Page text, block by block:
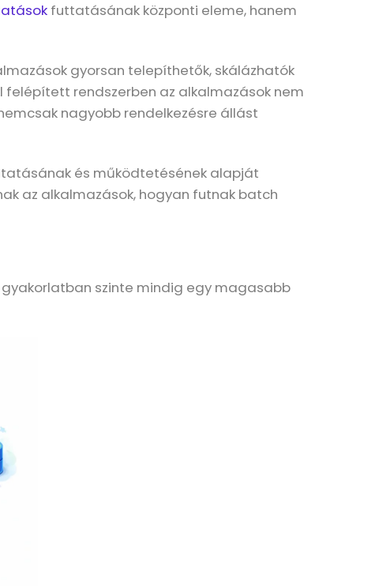
futtatásának központi eleme, hanem
gyorsan telepíthetők, skálázhatók
felépített rendszerben az alkalmazások nem
nagyobb rendelkezésre állást
és működtetésének alapját
az alkalmazások, hogyan futnak batch
gyakorlatban szinte mindig egy magasabb